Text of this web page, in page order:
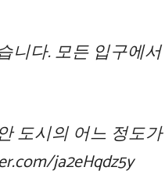
니다. 모든 입구에
도시의 어느 정도
ja2eHqdz5y